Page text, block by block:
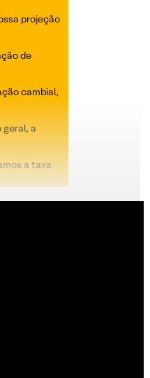
projeção
de
cambial,
a
a taxa